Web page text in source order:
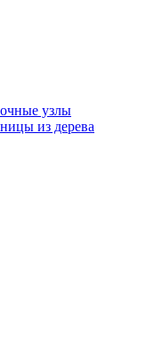
узлы
из дерева